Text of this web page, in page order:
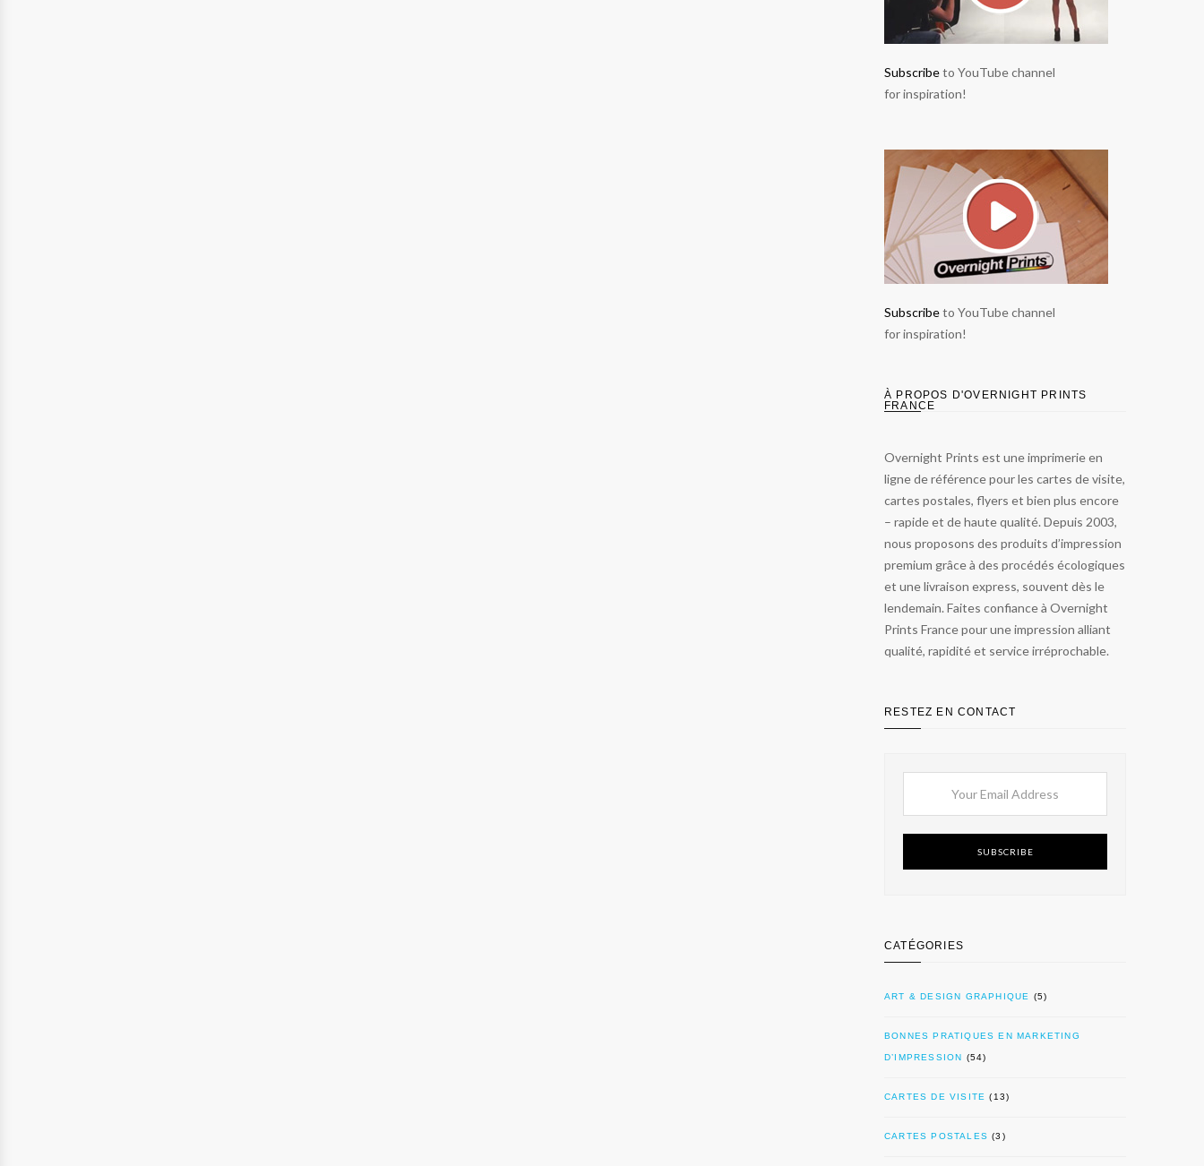
Subscribeto YouTube channel
for inspiration!
Subscribeto YouTube channel
for inspiration!
À PROPOS D'OVERNIGHT PRINTS
FRANCE
Overnight Prints est une imprimerie en
ligne de référence pour les cartes de visite,
cartes postales, flyers et bien plus encore
– rapide et de haute qualité. Depuis 2003,
nous proposons des produits d’impression
premium grâce à des procédés écologiques
et une livraison express, souvent dès le
lendemain. Faites confiance à Overnight
Prints France pour une impression alliant
qualité, rapidité et service irréprochable.
RESTEZ EN CONTACT
SUBSCRIBE
CATÉGORIES
ART & DESIGN GRAPHIQUE (5)
BONNES PRATIQUES EN MARKETING
D’IMPRESSION (54)
CARTES DE VISITE (13)
CARTES POSTALES (3)